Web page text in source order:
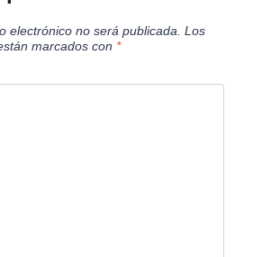
electrónico no será publicada. Los
marcados con *